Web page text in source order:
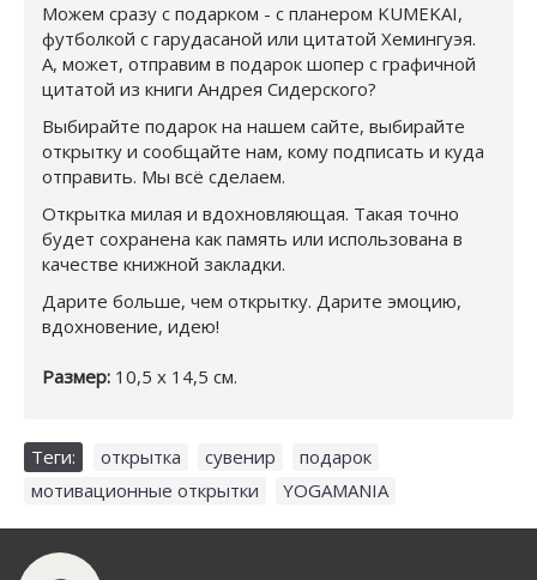
Можем сразу с подарком - с планером KUMEKAI,
футболкой с гарудасаной или цитатой Хемингуэя.
А, может, отправим в подарок шопер с графичной
цитатой из книги Андрея Сидерского?
Выбирайте подарок на нашем сайте, выбирайте
открытку и сообщайте нам, кому подписать и куда
отправить. Мы всё сделаем.
Открытка милая и вдохновляющая. Такая точно
будет сохранена как память или использована в
качестве книжной закладки.
Дарите больше, чем открытку. Дарите эмоцию,
вдохновение, идею!
Размер: 10,5 х 14,5 см.
Теги: открытка сувенир подарок
мотивационные открытки
YOGAMANIA